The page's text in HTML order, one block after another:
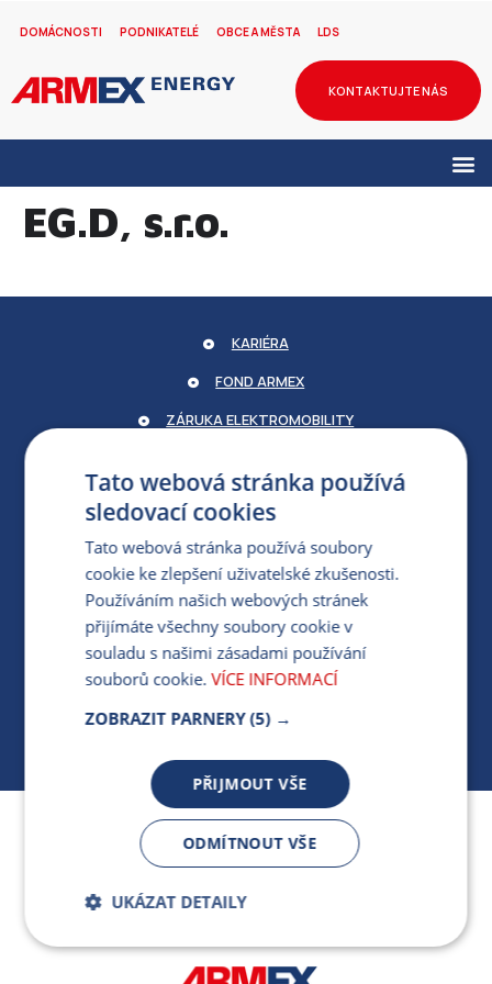
DOMÁCNOSTI PODNIKATELÉ OBCE A MĚSTA LDS
KONTAKTUJTE NÁS
EG.D, s.r.o.
Jsme součástí skupiny ARMEX a členem Asociace
nezávislých dodavatelů energií.
KARIÉRA
FOND ARMEX
ZÁRUKA ELEKTROMOBILITY
PRO MÉDIA
MÁM DOTAZ KE STÁVAJÍCÍ SMLOUVĚ
412 154 154
PO-PÁ 7:30-17:00
Tato webová stránka používá
sledovací cookies
Tato webová stránka používá soubory
cookie ke zlepšení uživatelské zkušenosti.
Používáním našich webových stránek
přijímáte všechny soubory cookie v
souladu s našimi zásadami používání
souborů cookie. VÍCE INFORMACÍ
ZOBRAZIT PARNERY (5) →
PŘIJMOUT VŠE
ODMÍTNOUT VŠE
UKÁZAT DETAILY
Bezpodmínečně
nutné soubory
Výkonnostní